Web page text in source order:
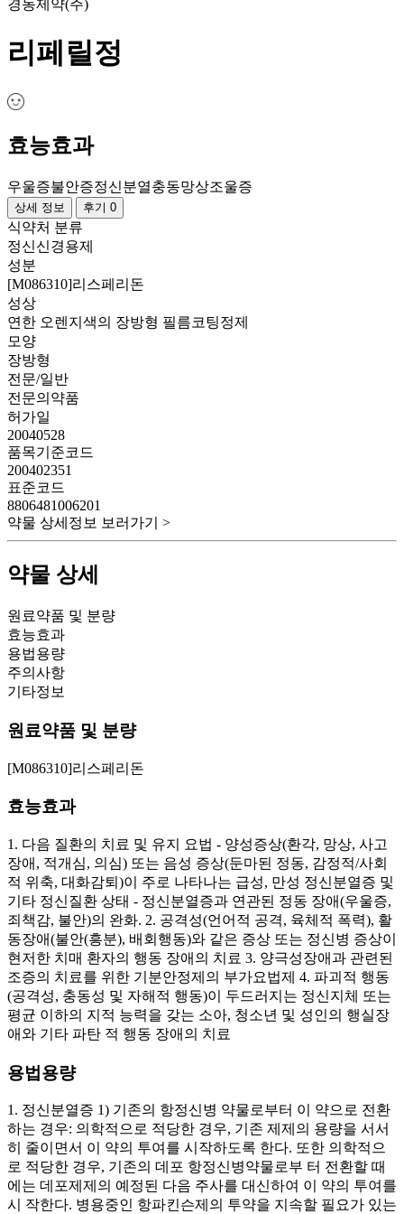
경동제약(주)
리페릴정
효능효과
우울증불안증정신분열충동망상조울증
상세 정보 후기 0
식약처 분류
정신신경용제
성분
[M086310]리스페리돈
성상
연한 오렌지색의 장방형 필름코팅정제
모양
장방형
전문/일반
전문의약품
허가일
20040528
품목기준코드
200402351
표준코드
8806481006201
약물 상세정보 보러가기 >
약물 상세
원료약품 및 분량
효능효과
용법용량
주의사항
기타정보
원료약품 및 분량
[M086310]리스페리돈
효능효과
1. 다음 질환의 치료 및 유지 요법 - 양성증상(환각, 망상, 사고
장애, 적개심, 의심) 또는 음성 증상(둔마된 정동, 감정적/사회
적 위축, 대화감퇴)이 주로 나타나는 급성, 만성 정신분열증 및
기타 정신질환 상태 - 정신분열증과 연관된 정동 장애(우울증,
죄책감, 불안)의 완화. 2. 공격성(언어적 공격, 육체적 폭력), 활
동장애(불안(흥분), 배회행동)와 같은 증상 또는 정신병 증상이
현저한 치매 환자의 행동 장애의 치료 3. 양극성장애과 관련된
조증의 치료를 위한 기분안정제의 부가요법제 4. 파괴적 행동
(공격성, 충동성 및 자해적 행동)이 두드러지는 정신지체 또는
평균 이하의 지적 능력을 갖는 소아, 청소년 및 성인의 행실장
애와 기타 파탄 적 행동 장애의 치료
용법용량
1. 정신분열증 1) 기존의 항정신병 약물로부터 이 약으로 전환
하는 경우: 의학적으로 적당한 경우, 기존 제제의 용량을 서서
히 줄이면서 이 약의 투여를 시작하도록 한다. 또한 의학적으
로 적당한 경우, 기존의 데포 항정신병약물로부 터 전환할 때
에는 데포제제의 예정된 다음 주사를 대신하여 이 약의 투여를
시 작한다. 병용중인 항파킨슨제의 투약을 지속할 필요가 있는